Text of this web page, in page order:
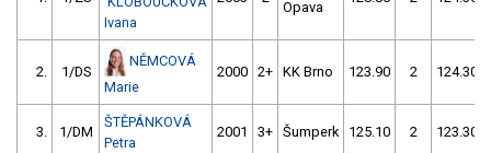
Ivana
Opava
2. 1/DS
NĚMCOVÁ
Marie
2000 2+ KK Brno 123.90 2 124.30
3. 1/DM
ŠTĚPÁNKOVÁ
Petra
2001 3+ Šumperk 125.10 2 123.30